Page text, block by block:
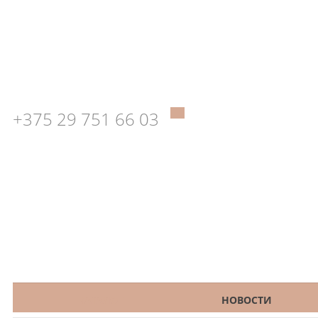
+375 29 751 66 03
НОВОСТИ